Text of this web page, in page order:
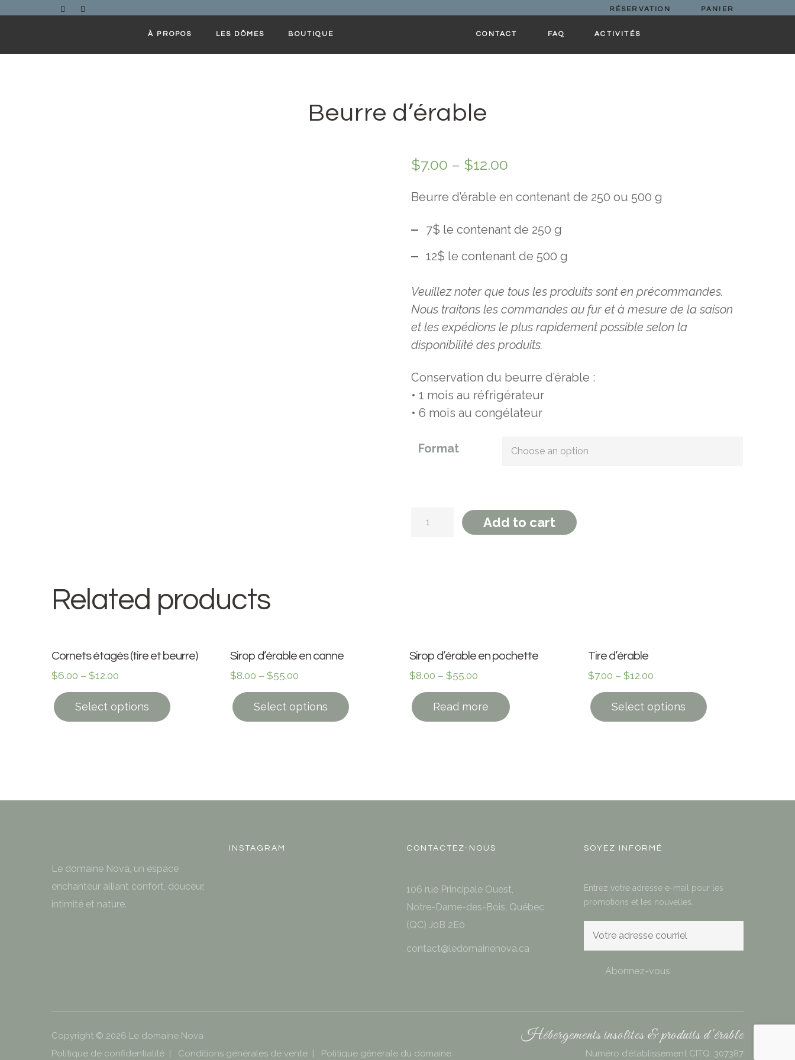
Skip to content PANIER
RÉSERVATION
À PROPOS LES DÔMES BOUTIQUE ACTIVITÉS
FAQ
CONTACT
Beurre d’érable
$7.00 – $12.00
Beurre d’érable en contenant de 250 ou 500 g
7$ le contenant de 250 g
12$ le contenant de 500 g
Veuillez noter que tous les produits sont en précommandes.
Nous traitons les commandes aufur et à mesure de la saison
et les expédions le plus rapidement possible selon la
disponibilitédes produits.
Conservation du beurre d’érable :
• 1 mois au réfrigérateur
• 6 mois au congélateur
Format
Beurre d’érable quantity
Add to cart
Related products
Cornets étagés (tire et beurre)
$6.00 – $12.00
Select options
Sirop d’érable en canne
$8.00 –$55.00
Select options
Sirop d’érable en pochette
$8.00 – $55.00
Read more
Tire d’érable
$7.00 –$12.00
Select options
Le domaine Nova, un espace
enchanteur alliant confort, douceur,
intimité et nature.
INSTAGRAM CONTACTEZ-NOUS
106 rue Principale Ouest,
Notre-Dame-des-Bois, Québec
(QC) J0B 2E0
contact@ledomainenova.ca
SOYEZ INFORMÉ
Entrez votre adresse e-mail pour les
promotions et les nouvelles.
Copyright © 2026 Le domaine Nova Hébergements insolites & produits d'érable
Politique de confidentialité Conditions générales de vente Politique générale du domaine Numéro d’établissement CITQ: 307387